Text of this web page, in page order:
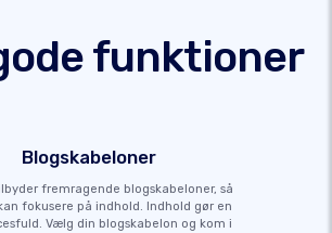
funktioner
Blogskabeloner
fremragende blogskabeloner, så
fokusere på indhold. Indhold gør en
Vælg din blogskabelon og kom i